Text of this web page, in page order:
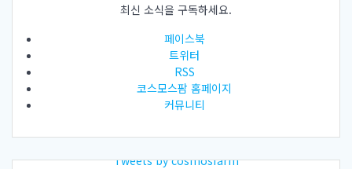
최신 소식을 구독하세요.
페이스북
트위터
RSS
코스모스팜 홈페이지
커뮤니티
Tweets by cosmosfarm